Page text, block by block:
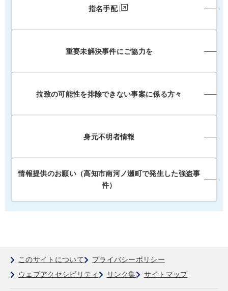
指名手配
重要未解決事件にご協力を
拉致の可能性を排除できない事案に係る方々
身元不明者情報
情報提供のお願い（高知市南河ノ瀬町で発生した強盗事
件）
このサイトについて
プライバシーポリシー
ウェブアクセシビリティ
リンク集 サイトマップ